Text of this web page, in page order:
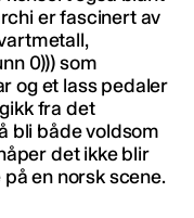
er fascinert av
0))) som
og et lass pedaler
fra det
bli både voldsom
det ikke blir
en norsk scene.